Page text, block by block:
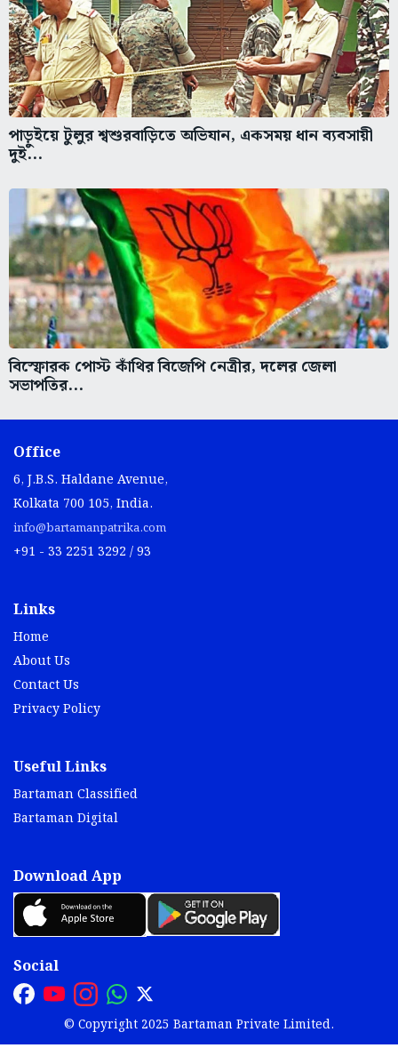
পাড়ুইয়ে টুলুর শ্বশুরবাড়িতে অভিযান, একসময় ধান ব্যবসায়ী
দুই...
বিস্ফোরক পোস্ট কাঁথির বিজেপি নেত্রীর, দলের জেলা
সভাপতির...
Office
6, J.B.S. Haldane Avenue,
Kolkata 700 105, India.
info@bartamanpatrika.com
+91 - 33 2251 3292 / 93
Links
Home
About Us
Contact Us
Privacy Policy
Useful Links
Bartaman Classified
Bartaman Digital
Download App
Social
© Copyright 2025 Bartaman Private Limited.